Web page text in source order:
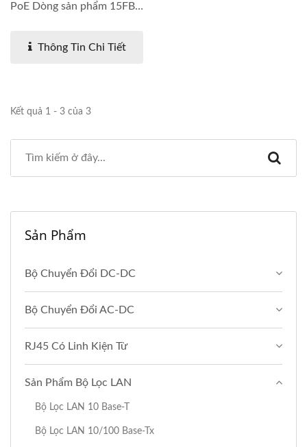
PoE Dòng sản phẩm 15FB-
Thông Tin Chi Tiết
Kết quả 1 - 3 của 3
Sản Phẩm
Bộ Chuyển Đổi DC-DC
Bộ Chuyển Đổi AC-DC
RJ45 Có Linh Kiện Từ
Sản Phẩm Bộ Lọc LAN
Bộ Lọc LAN 10 Base-T
Bộ Lọc LAN 10/100 Base-Tx